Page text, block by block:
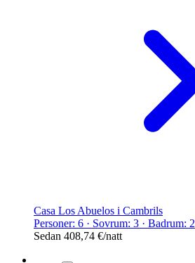
Casa Los Abuelos i Cambrils
Personer: 6 · Sovrum: 3 · Badrum: 2
Sedan 408,74 €/natt